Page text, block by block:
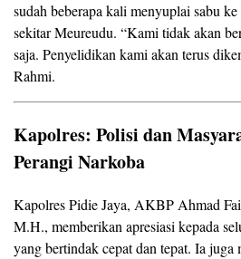
sudah beberapa kali menyuplai sabu
sekitar Meureudu. “Kami tidak akan
saja. Penyelidikan kami akan terus
Rahmi.
Kapolres: Polisi dan
Perangi Narkoba
Kapolres Pidie Jaya, AKBP Ahmad
M.H., memberikan apresiasi kepada
yang bertindak cepat dan tepat. Ia juga